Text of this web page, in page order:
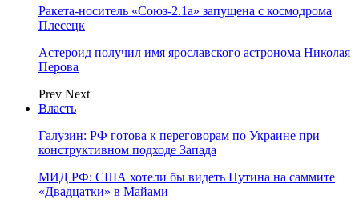
Ракета-носитель «Союз-2.1а» запущена с космодрома
Плесецк
Астероид получил имя ярославского астронома Николая
Перова
Prev Next
Власть
Галузин: РФ готова к переговорам по Украине при
конструктивном подходе Запада
МИД РФ: США хотели бы видеть Путина на саммите
«Двадцатки» в Майами